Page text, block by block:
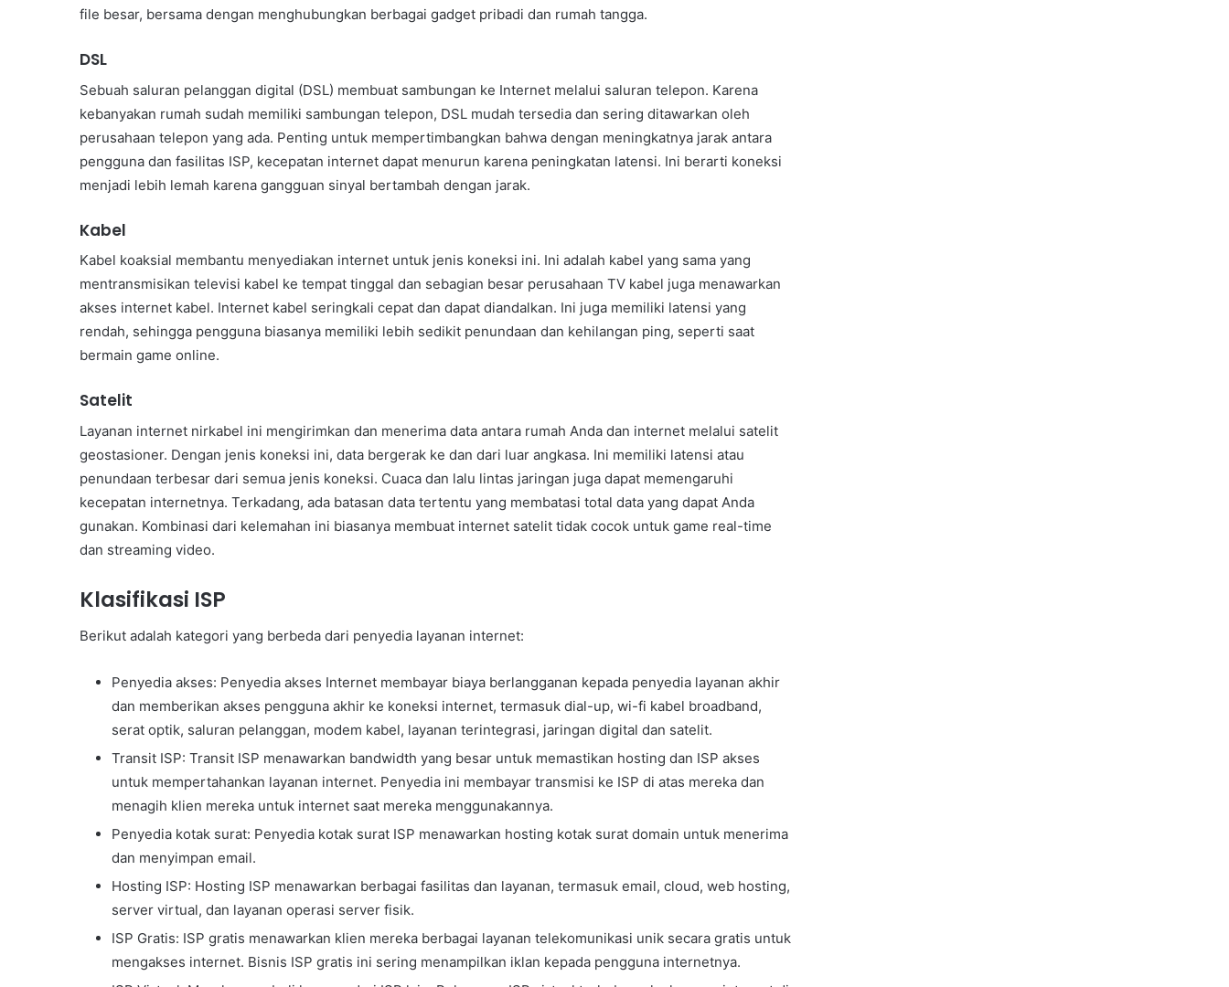
file besar, bersama dengan menghubungkan berbagai gadget pribadi dan rumah tangga.
DSL
Sebuah saluran pelanggan digital (DSL) membuat sambungan ke Internet melalui saluran telepon. Karena
kebanyakan rumah sudah memiliki sambungan telepon, DSL mudah tersedia dan sering ditawarkan oleh
perusahaan telepon yang ada. Penting untuk mempertimbangkan bahwa dengan meningkatnya jarak antara
pengguna dan fasilitas ISP, kecepatan internet dapat menurun karena peningkatan latensi. Ini berarti koneksi
menjadi lebih lemah karena gangguan sinyal bertambah dengan jarak.
Kabel
Kabel koaksial membantu menyediakan internet untuk jenis koneksi ini. Ini adalah kabel yang sama yang
mentransmisikan televisi kabel ke tempat tinggal dan sebagian besar perusahaan TV kabel juga menawarkan
akses internet kabel. Internet kabel seringkali cepat dan dapat diandalkan. Ini juga memiliki latensi yang
rendah, sehingga pengguna biasanya memiliki lebih sedikit penundaan dan kehilangan ping, seperti saat
bermain game online.
Satelit
Layanan internet nirkabel ini mengirimkan dan menerima data antara rumah Anda dan internet melalui satelit
geostasioner. Dengan jenis koneksi ini, data bergerak ke dan dari luar angkasa. Ini memiliki latensi atau
penundaan terbesar dari semua jenis koneksi. Cuaca dan lalu lintas jaringan juga dapat memengaruhi
kecepatan internetnya. Terkadang, ada batasan data tertentu yang membatasi total data yang dapat Anda
gunakan. Kombinasi dari kelemahan ini biasanya membuat internet satelit tidak cocok untuk game real-time
dan streaming video.
Klasifikasi ISP
Berikut adalah kategori yang berbeda dari penyedia layanan internet:
Penyedia akses: Penyedia akses Internet membayar biaya berlangganan kepada penyedia layanan akhir
dan memberikan akses pengguna akhir ke koneksi internet, termasuk dial-up, wi-fi kabel broadband,
serat optik, saluran pelanggan, modem kabel, layanan terintegrasi, jaringan digital dan satelit.
Transit ISP: Transit ISP menawarkan bandwidth yang besar untuk memastikan hosting dan ISP akses
untuk mempertahankan layanan internet. Penyedia ini membayar transmisi ke ISP di atas mereka dan
menagih klien mereka untuk internet saat mereka menggunakannya.
Penyedia kotak surat: Penyedia kotak surat ISP menawarkan hosting kotak surat domain untuk menerima
dan menyimpan email.
Hosting ISP: Hosting ISP menawarkan berbagai fasilitas dan layanan, termasuk email, cloud, web hosting,
server virtual, dan layanan operasi server fisik.
ISP Gratis: ISP gratis menawarkan klien mereka berbagai layanan telekomunikasi unik secara gratis untuk
mengakses internet. Bisnis ISP gratis ini sering menampilkan iklan kepada pengguna internetnya.